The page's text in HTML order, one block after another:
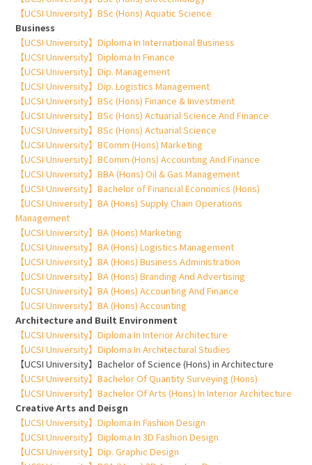
【UCSI University】BSc (Hons) Aquatic Science
Business
【UCSI University】Diploma In International Business
【UCSI University】Diploma In Finance
【UCSI University】Dip. Management
【UCSI University】Dip. Logistics Management
【UCSI University】BSc (Hons) Finance & Investment
【UCSI University】BSc (Hons) Actuarial Science And Finance
【UCSI University】BSc (Hons) Actuarial Science
【UCSI University】BComm (Hons) Marketing
【UCSI University】BComm (Hons) Accounting And Finance
【UCSI University】BBA (Hons) Oil & Gas Management
【UCSI University】Bachelor of Financial Economics (Hons)
【UCSI University】BA (Hons) Supply Chain Operations
Management
【UCSI University】BA (Hons) Marketing
【UCSI University】BA (Hons) Logistics Management
【UCSI University】BA (Hons) Business Administration
【UCSI University】BA (Hons) Branding And Advertising
【UCSI University】BA (Hons) Accounting And Finance
【UCSI University】BA (Hons) Accounting
Architecture and Built Environment
【UCSI University】Diploma In Interior Architecture
【UCSI University】Diploma In Architectural Studies
【UCSI University】Bachelor of Science (Hons) in Architecture
【UCSI University】Bachelor Of Quantity Surveying (Hons)
【UCSI University】Bachelor Of Arts (Hons) In Interior Architecture
Creative Arts and Deisgn
【UCSI University】Diploma In Fashion Design
【UCSI University】Diploma In 3D Fashion Design
【UCSI University】Dip. Graphic Design